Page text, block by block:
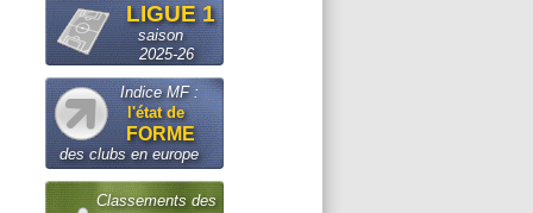
LIGUE 1
saison
2025-26
Indice MF :
l'état de
FORME
des clubs en europe
Classements des